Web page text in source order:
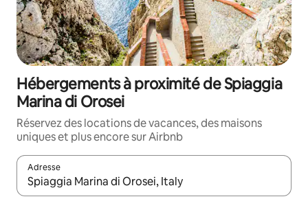
Hébergements à proximité de Spiaggia
Marina di Orosei
Réservez des locations de vacances, des maisons
uniques et plus encore sur Airbnb
Adresse
Lorsque les résultats s'affichent, utilisez les flèches vers le